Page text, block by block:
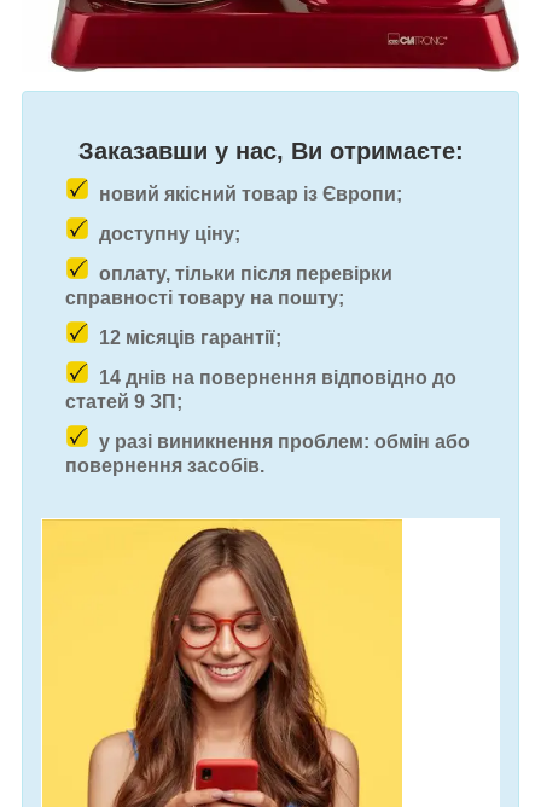
Заказавши у нас, Ви отримаєте:
новий якісний товар із Європи;
доступну ціну;
оплату, тільки після перевірки
справності товару на пошту;
12 місяців гарантії;
14 днів на повернення відповідно до
статей 9 ЗП;
у разі виникнення проблем: обмін або
повернення засобів.